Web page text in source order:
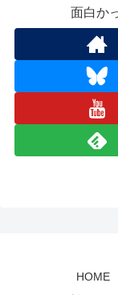
面白か
HOME